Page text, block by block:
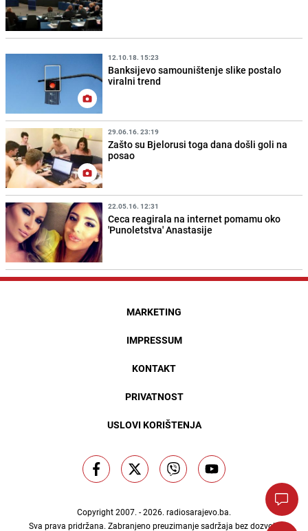
12.10.18. 15:23
Banksijevo samouništenje slike postalo
viralni trend
29.06.16. 23:19
Zašto su Bjelorusi toga dana došli goli na
posao
22.05.16. 12:31
Ceca reagirala na internet pomamu oko
'Punoletstva' Anastasije
MARKETING
IMPRESSUM
KONTAKT
PRIVATNOST
USLOVI KORIŠTENJA
Copyright 2007. - 2026. radiosarajevo.ba.
Sva prava pridržana. Zabranjeno preuzimanje sadržaja bez dozvole